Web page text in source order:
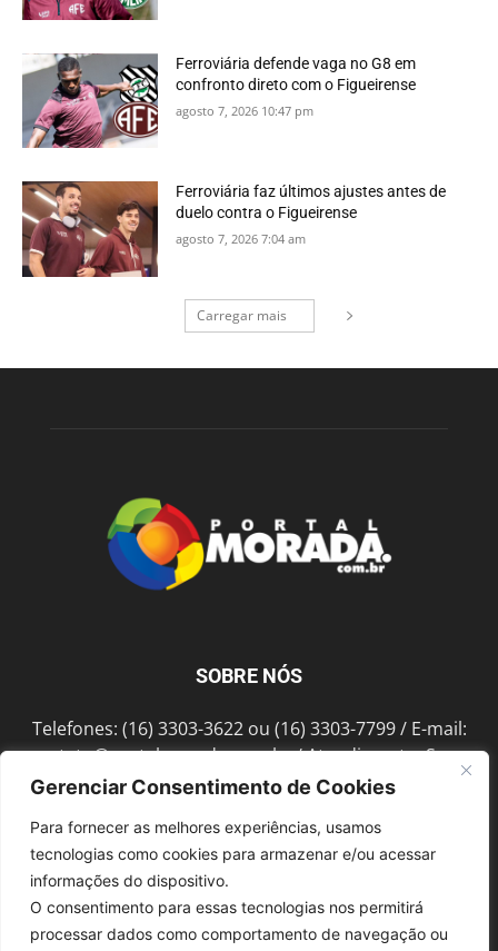
Gerenciar Consentimento de Cookies
Para fornecer as melhores experiências, usamos
tecnologias como cookies para armazenar e/ou acessar
informações do dispositivo.
O consentimento para essas tecnologias nos permitirá
processar dados como comportamento de navegação ou
Ferroviária defende vaga no G8 em
confronto direto com o Figueirense
agosto 7, 2026 10:47 pm
Ferroviária faz últimos ajustes antes de
duelo contra o Figueirense
agosto 7, 2026 7:04 am
Carregar mais
SOBRE NÓS
Telefones: (16) 3303-3622 ou (16) 3303-7799 / E-mail:
contato@portalmorada.com.br/ Atendimento: Seg a
Sex das 8h às 18h / Endereço: Av. Bento de Abreu, 889
SIGA-NOS